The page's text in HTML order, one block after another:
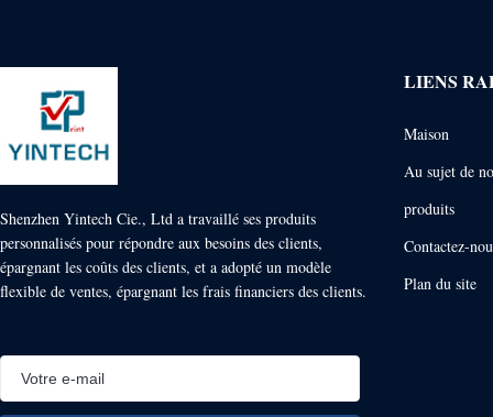
Shenzhen Yintech Cie., Ltd a travaillé ses produits
personnalisés pour répondre aux besoins des clients,
épargnant les coûts des clients, et a adopté un modèle
flexible de ventes, épargnant les frais financiers des clients.
LIENS
Maison
Au sujet de
produits
Contactez-
Plan du site